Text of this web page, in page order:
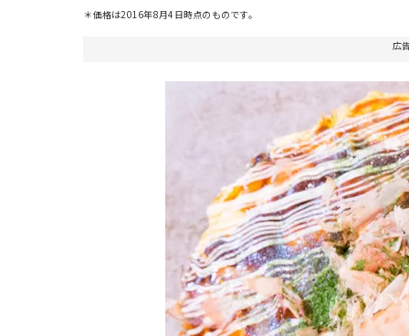
＊価格は2016年8月4日時点のものです。
広